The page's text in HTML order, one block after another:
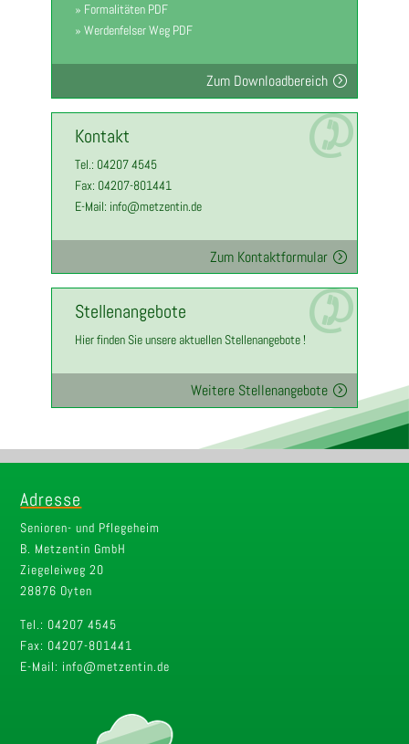
» Formalitäten PDF
» Werdenfelser Weg PDF
Zum Downloadbereich
Kontakt
Tel.: 04207 4545
Fax: 04207-801441
E-Mail: info@metzentin.de
Zum Kontaktformular
Stellenangebote
Hier finden Sie unsere aktuellen Stellenangebote !
Weitere Stellenangebote
Adresse
Senioren- und Pflegeheim
B. Metzentin GmbH
Ziegeleiweg 20
28876 Oyten
Tel.: 04207 4545
Fax: 04207-801441
E-Mail: info@metzentin.de